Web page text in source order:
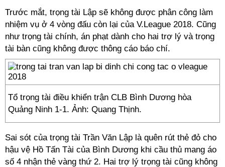
Trước mắt, trọng tài Lập sẽ không được phân công làm
nhiệm vụ ở 4 vòng đấu còn lại của V.League 2018. Cũng
như trọng tài chính, án phạt dành cho hai trợ lý và trọng
tài bàn cũng không được thông cáo báo chí.
Tổ trọng tài điều khiển trận CLB Bình Dương hòa
Quảng Ninh 1-1. Ảnh: Quang Thịnh.
Sai sót của trọng tài Trần Văn Lập là quên rút thẻ đỏ cho
hậu vệ Hồ Tấn Tài của Bình Dương khi cầu thủ mang áo
số 4 nhận thẻ vàng thứ 2. Hai trợ lý trọng tài cũng không